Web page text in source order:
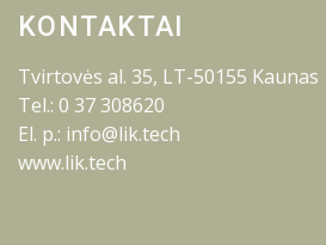
KONTAKTAI
Tvirtovės al. 35, LT-50155 Kaunas
Tel.: 0 37 308620
El. p.: info@lik.tech
www.lik.tech